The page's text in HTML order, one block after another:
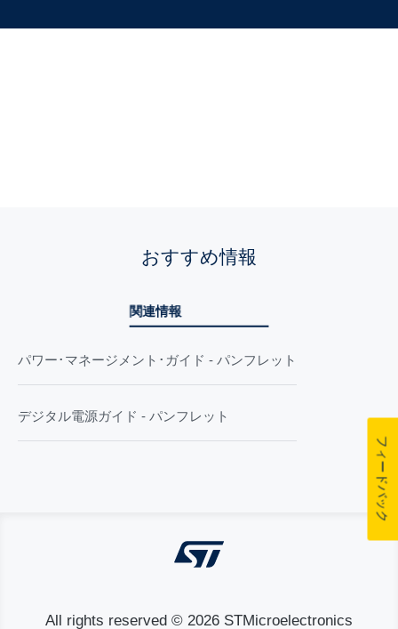
おすすめ情報
関連情報
パワー･マネージメント･ガイド - パンフレット
デジタル電源ガイド - パンフレット
All rights reserved © 2026 STMicroelectronics
フィードバック